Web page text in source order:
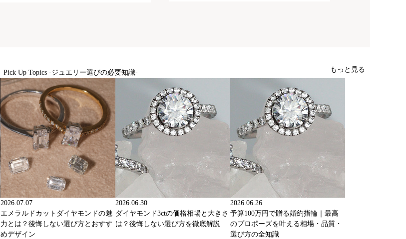
Pick Up Topics -ジュエリー選びの必要知識- もっと見る
2026.07.07
エメラルドカットダイヤモンドの魅
力とは？後悔しない選び方とおすす
めデザイン
2026.06.30
ダイヤモンド3ctの価格相場と大きさ
は？後悔しない選び方を徹底解説
2026.06.26
予算100万円で贈る婚約指輪｜最高
のプロポーズを叶える相場・品質・
選び方の全知識